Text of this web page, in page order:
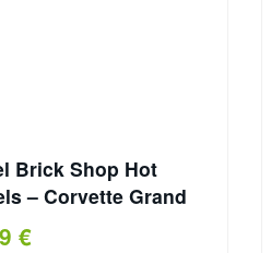
Brick Shop Hot
– Corvette Grand
€